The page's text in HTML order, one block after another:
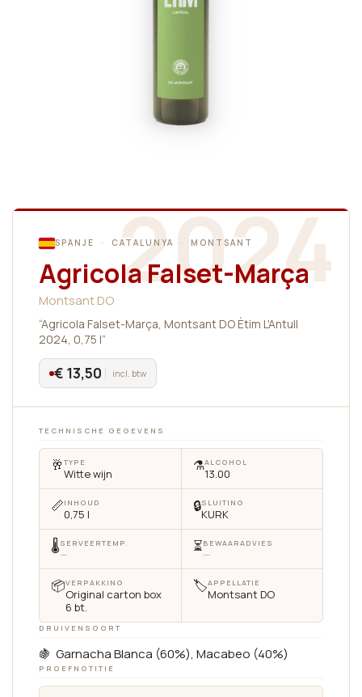
2024
SPANJE · CATALUNYA · MONTSANT
Agricola Falset-Marça
Montsant DO
“Agricola Falset-Marça, Montsant DO Ètim L'Antull
2024, 0,75 l”
€ 13,50 incl. btw
TECHNISCHE GEGEVENS
🥂 TYPE
Witte wijn ⚗️ALCOHOL
13.00
📏INHOUD
0,75 l 🔒SLUITING
KURK
🌡SERVEERTEMP.
— ⏳BEWAARADVIES
—
📦VERPAKKING
Original carton box
6 bt.
🏷APPELLATIE
Montsant DO
DRUIVENSOORT
🍇 Garnacha Blanca (60%), Macabeo (40%)
PROEFNOTITIE